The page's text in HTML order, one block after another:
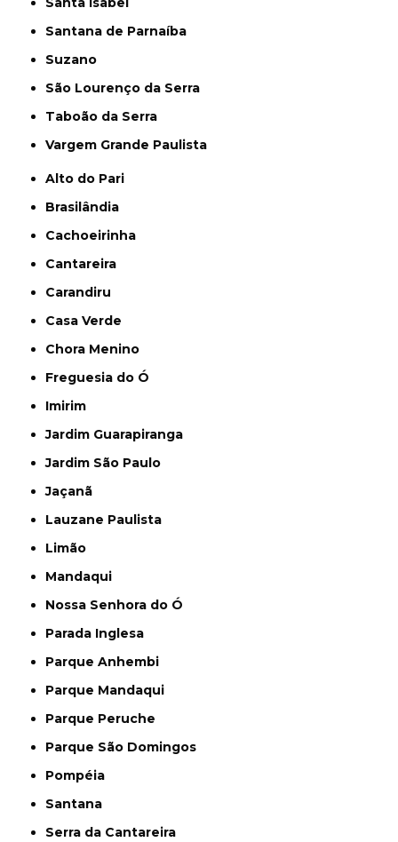
Santana de Parnaíba
Suzano
São Lourenço da Serra
Taboão da Serra
Vargem Grande Paulista
Alto do Pari
Brasilândia
Cachoeirinha
Cantareira
Carandiru
Casa Verde
Chora Menino
Freguesia do Ó
Imirim
Jardim Guarapiranga
Jardim São Paulo
Jaçanã
Lauzane Paulista
Limão
Mandaqui
Nossa Senhora do Ó
Parada Inglesa
Parque Anhembi
Parque Mandaqui
Parque Peruche
Parque São Domingos
Pompéia
Santana
Serra da Cantareira